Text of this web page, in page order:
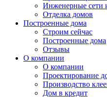
Инженерные сети
Отделка домов
Построенные дома
Строим сейчас
Построенные дома
Отзывы
О компании
О компании
Проектирование
Производство
Дом в кредит